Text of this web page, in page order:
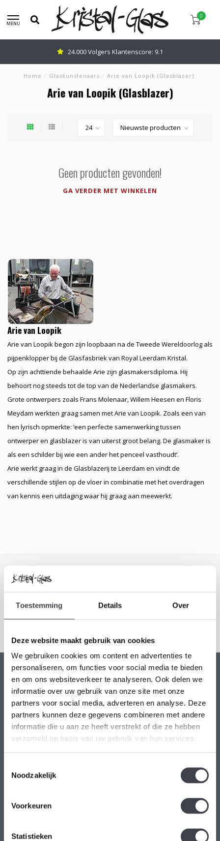
Toestemming Details Over
Deze website maakt gebruik van cookies
We gebruiken cookies om content en advertenties te
personaliseren, om functies voor social media te bieden
en om ons websiteverkeer te analyseren. Ook delen we
informatie over uw gebruik van onze site met onze
partners voor social media, adverteren en analyse. Deze
partners kunnen deze gegevens combineren met andere
informatie die u aan ze heeft verstrekt of die ze hebben
verzameld op basis van uw gebruik van hun services.
Noodzakelijk
Voorkeuren
Statistieken
MENU
0
24.000 Volgers Klantenscore: 9.1
Home / Glaskunstenaars / Arie van Loopik (Glasblazer)
Arie van Loopik (Glasblazer)
Geen producten gevonden!
GA VERDER MET WINKELEN
Arie van Loopik
Arie van Loopik begon zijn loopbaan na de Tweede Wereldoorlog als
pijpenklopper bij de Glasfasbriek van Royal Leerdam Kristal.
Op zijn achttiende behaalde Arie zijn glasmakersdiploma. Hij
behoort nog steeds tot de top van de Nederlandse glasmakers.
Grote ontwerpers zoals Frans Molenaar, Willem Heesen en Floris
Meydam werkten graag samen met Arie van Loopik. Zoals een van
hen lyrisch opmerkte: ‘een perfecte samenwerking tussen
ontwerper en glasblazer is van uiterst groot belang. De glasmaker is
als een schilder bij wie een ander het penceel vasthoudt’.
Arie werkt graag in de Glasblazerij te Leerdam en vindt de
verschillende stijlen op de vloer in combinatie met het overdragen
van kennis een uitdaging waar hij graag aan meewerkt.
Abonneer
Kristal-Glas Leerdam
Kristal-Glas is de online Glas & Kristalwinkel voor al uw
Leerdamse Glaskunst en Kristal. Daarnaast kunt u ons
bezoeken in onze galerie te Leerdam. U bent van harte welkom!
Geopend: Wo t/m Vrijdag 13-17 uur Zaterdag 10-17 uur.